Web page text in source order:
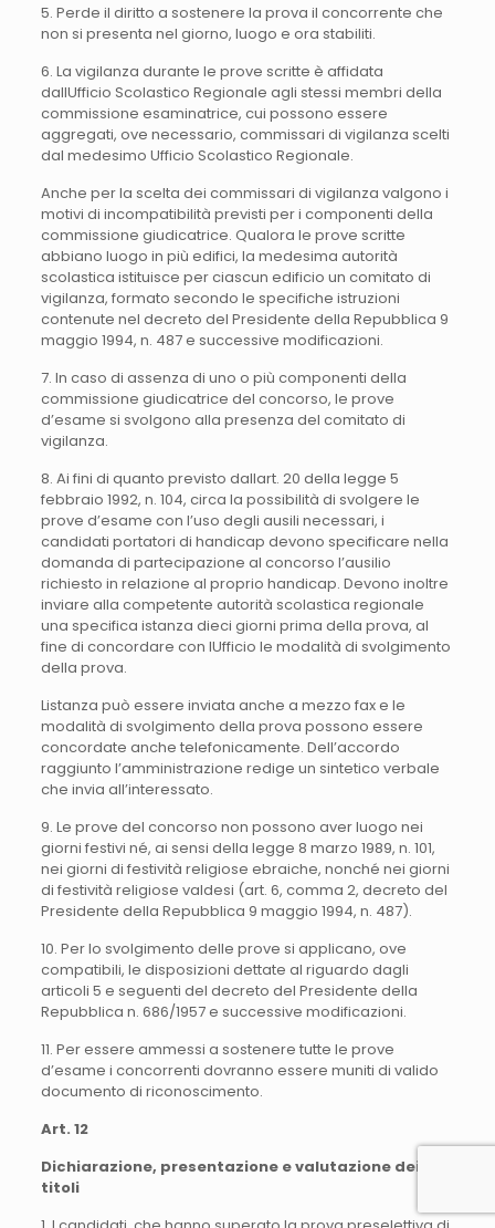
5. Perde il diritto a sostenere la prova il concorrente che
non si presenta nel giorno, luogo e ora stabiliti.
6. La vigilanza durante le prove scritte è affidata
dallUfficio Scolastico Regionale agli stessi membri della
commissione esaminatrice, cui possono essere
aggregati, ove necessario, commissari di vigilanza scelti
dal medesimo Ufficio Scolastico Regionale.
Anche per la scelta dei commissari di vigilanza valgono i
motivi di incompatibilità previsti per i componenti della
commissione giudicatrice. Qualora le prove scritte
abbiano luogo in più edifici, la medesima autorità
scolastica istituisce per ciascun edificio un comitato di
vigilanza, formato secondo le specifiche istruzioni
contenute nel decreto del Presidente della Repubblica 9
maggio 1994, n. 487 e successive modificazioni.
7. In caso di assenza di uno o più componenti della
commissione giudicatrice del concorso, le prove
d’esame si svolgono alla presenza del comitato di
vigilanza.
8. Ai fini di quanto previsto dallart. 20 della legge 5
febbraio 1992, n. 104, circa la possibilità di svolgere le
prove d’esame con l’uso degli ausili necessari, i
candidati portatori di handicap devono specificare nella
domanda di partecipazione al concorso l’ausilio
richiesto in relazione al proprio handicap. Devono inoltre
inviare alla competente autorità scolastica regionale
una specifica istanza dieci giorni prima della prova, al
fine di concordare con lUfficio le modalità di svolgimento
della prova.
Listanza può essere inviata anche a mezzo fax e le
modalità di svolgimento della prova possono essere
concordate anche telefonicamente. Dell’accordo
raggiunto l’amministrazione redige un sintetico verbale
che invia all’interessato.
9. Le prove del concorso non possono aver luogo nei
giorni festivi né, ai sensi della legge 8 marzo 1989, n. 101,
nei giorni di festività religiose ebraiche, nonché nei giorni
di festività religiose valdesi (art. 6, comma 2, decreto del
Presidente della Repubblica 9 maggio 1994, n. 487).
10. Per lo svolgimento delle prove si applicano, ove
compatibili, le disposizioni dettate al riguardo dagli
articoli 5 e seguenti del decreto del Presidente della
Repubblica n. 686/1957 e successive modificazioni.
11. Per essere ammessi a sostenere tutte le prove
d’esame i concorrenti dovranno essere muniti di valido
documento di riconoscimento.
Art. 12
Dichiarazione, presentazione e valutazione dei
titoli